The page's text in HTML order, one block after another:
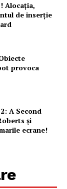
Alocația,
de inserție
provoca
A Second
și
ecrane!